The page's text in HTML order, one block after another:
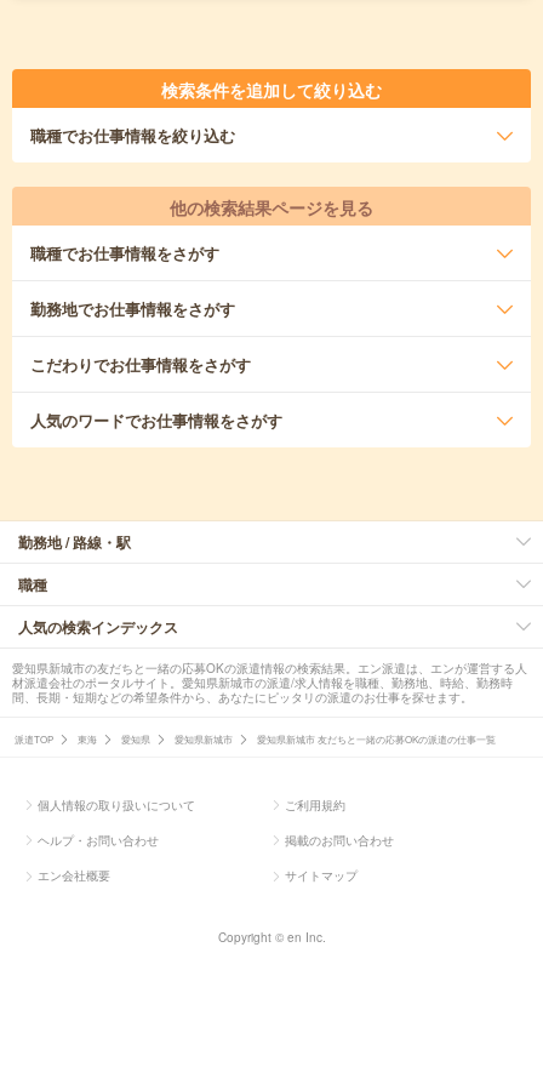
検索条件を追加して絞り込む
職種でお仕事情報を絞り込む
他の検索結果ページを見る
職種でお仕事情報をさがす
勤務地でお仕事情報をさがす
こだわりでお仕事情報をさがす
人気のワードでお仕事情報をさがす
勤務地 / 路線・駅
職種
人気の検索インデックス
愛知県新城市の友だちと一緒の応募OKの派遣情報の検索結果。エン派遣は、エンが運営する人
材派遣会社のポータルサイト。愛知県新城市の派遣/求人情報を職種、勤務地、時給、勤務時
間、長期・短期などの希望条件から、あなたにピッタリの派遣のお仕事を探せます。
派遣TOP 東海 愛知県 愛知県新城市 愛知県新城市 友だちと一緒の応募OKの派遣の仕事一覧
個人情報の取り扱いについて ご利用規約
ヘルプ・お問い合わせ 掲載のお問い合わせ
エン会社概要 サイトマップ
Copyright © en Inc.